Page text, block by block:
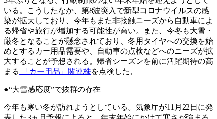
いる。こうしたなか、第8波突入で新型コロナウイルスの感
染が拡大しており、今年もまた非接触ニーズから自動車によ
る帰省や旅行が増加する可能性が高い。また、今冬も大雪・
厳冬となることが懸念されており、冬用タイヤへの交換を始
めとするカー用品需要や、自動車の点検などへのニーズが拡
大することが予想される。帰省シーズンを前に活躍期待の高
まる
「カー用品」関連株を点検した。
●“大雪感応度”で抜群の存在
今年も寒い冬が訪れようとしている。気象庁が11月22日に発
表した3ヵ月予報によると、年末年始にかけて寒さが強まる